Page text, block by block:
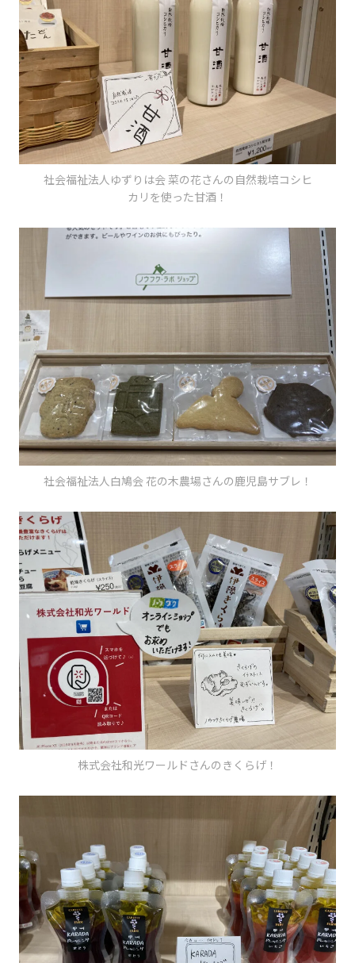
社会福祉法人ゆずりは会 菜の花さんの自然栽培コシヒ
カリを使った甘酒！
社会福祉法人白鳩会 花の木農場さんの鹿児島サブレ！
株式会社和光ワールドさんのきくらげ！